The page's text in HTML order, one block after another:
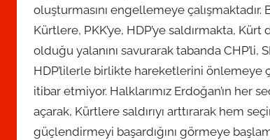
oluşturmasını engellemeye
Kürtlere, PKK’ye, HDP’ye saldırmakta,
olduğu yalanını savurarak tabanda CHP’li,
HDP’lilerle birlikte hareketlerini önlemeye
itibar etmiyor. Halklarımız Erdoğan’ın her
açarak, Kürtlere saldırıyı arttırarak hem
güçlendirmeyi başardığını görmeye